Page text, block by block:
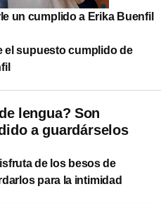
un cumplido a Erika Buenfil
el supuesto cumplido de
lengua? Son
a guardárselos
de los besos de
para la intimidad